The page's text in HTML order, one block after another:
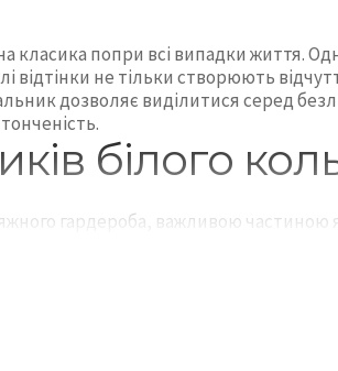
класика попри всі випадки життя.
відтінки не тільки створюють
дозволяє виділитися серед
білого
гардероба, важливою частиною
білого: